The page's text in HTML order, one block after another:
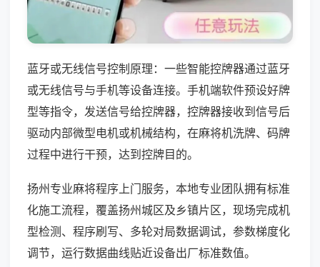
蓝牙或无线信号控制原理：一些智能控牌器通过蓝牙
或无线信号与手机等设备连接。手机端软件预设好牌
型等指令，发送信号给控牌器，控牌器接收到信号后
驱动内部微型电机或机械结构，在麻将机洗牌、码牌
过程中进行干预，达到控牌目的。
扬州专业麻将程序上门服务，本地专业团队拥有标准
化施工流程，覆盖扬州城区及乡镇片区，现场完成机
型检测、程序刷写、多轮对局数据调试，参数梯度化
调节，运行数据曲线贴近设备出厂标准数值。